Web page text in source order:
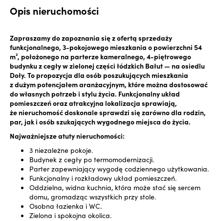
Opis nieruchomości
Zapraszamy do zapoznania się z ofertą sprzedaży
funkcjonalnego, 3-pokojowego mieszkania o powierzchni 54
m², położonego na parterze kameralnego, 4-piętrowego
budynku z cegły w zielonej części łódzkich Bałut — na osiedlu
Doły. To propozycja dla osób poszukujących mieszkania
z dużym potencjałem aranżacyjnym, które można dostosować
do własnych potrzeb i stylu życia. Funkcjonalny układ
pomieszczeń oraz atrakcyjna lokalizacja sprawiają,
że nieruchomość doskonale sprawdzi się zarówno dla rodzin,
par, jak i osób szukających wygodnego miejsca do życia.
Najważniejsze atuty nieruchomości:
3 niezależne pokoje.
Budynek z cegły po termomodernizacji.
Parter zapewniający wygodę codziennego użytkowania.
Funkcjonalny i rozkładowy układ pomieszczeń.
Oddzielna, widna kuchnia, która może stać się sercem
domu, gromadząc wszystkich przy stole.
Osobna łazienka i WC.
Zielona i spokojna okolica.